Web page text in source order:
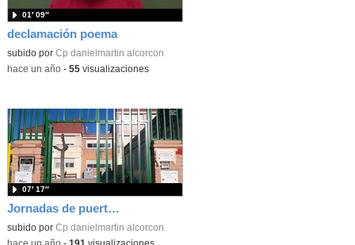
declamación poema
subido por Cp danielmartin alcorcon
01′ 09″
-hace un año- 55visualizaciones
Jornadas de puertas abiertas 2025
subido por Cp danielmartin alcorcon
07′ 17″